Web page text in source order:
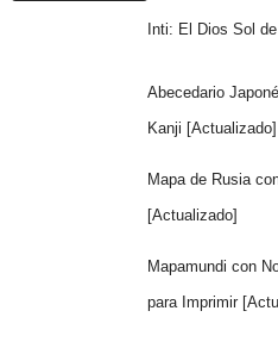
Inti: El Dios Sol
Abecedario
Kanji [Actualizado]
Mapa de Rusia
[Actualizado]
Mapamundi con
para Imprimir